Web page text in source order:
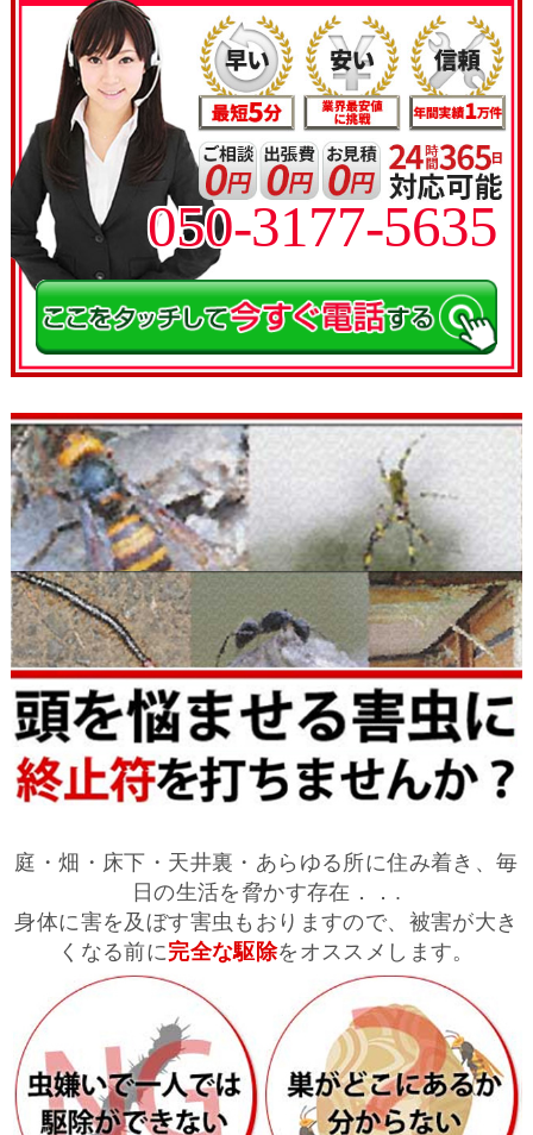
050-3177-5635
庭・畑・床下・天井裏・あらゆる所に住み着き、毎
日の生活を脅かす存在．．.
身体に害を及ぼす害虫もおりますので、被害が大き
くなる前に完全な駆除をオススメします。